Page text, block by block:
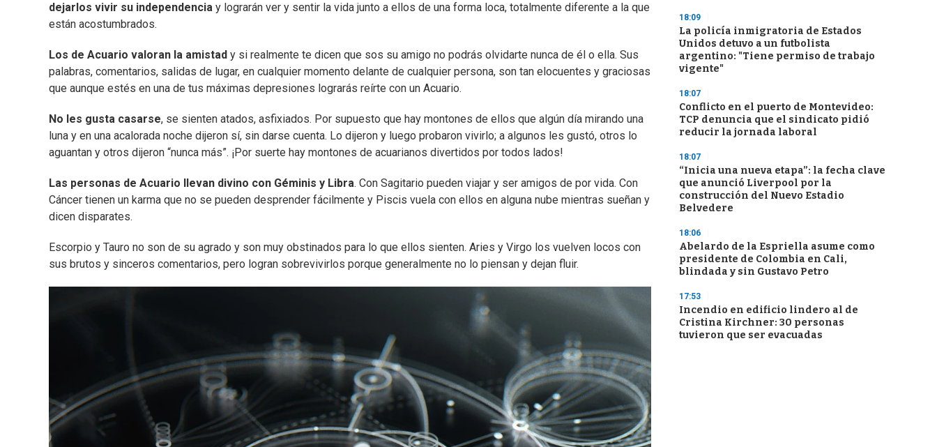
dejarlos vivir su independencia y lograrán ver y sentir la vida junto a ellos de una forma loca, totalmente diferente a la que
están acostumbrados.
Los de Acuario valoran la amistad y si realmente te dicen que sos su amigo no podrás olvidarte nunca de él o ella. Sus
palabras, comentarios, salidas de lugar, en cualquier momento delante de cualquier persona, son tan elocuentes y graciosas
que aunque estés en una de tus máximas depresiones lograrás reírte con un Acuario.
No les gusta casarse, se sienten atados, asfixiados. Por supuesto que hay montones de ellos que algún día mirando una
luna y en una acalorada noche dijeron sí, sin darse cuenta. Lo dijeron y luego probaron vivirlo; a algunos les gustó, otros lo
aguantan y otros dijeron “nunca más”. ¡Por suerte hay montones de acuarianos divertidos por todos lados!
Las personas de Acuario llevan divino con Géminis y Libra. Con Sagitario pueden viajar y ser amigos de por vida. Con
Cáncer tienen un karma que no se pueden desprender fácilmente y Piscis vuela con ellos en alguna nube mientras sueñan y
dicen disparates.
Escorpio y Tauro no son de su agrado y son muy obstinados para lo que ellos sienten. Aries y Virgo los vuelven locos con
sus brutos y sinceros comentarios, pero logran sobrevivirlos porque generalmente no lo piensan y dejan fluir.
18:09
La policía inmigratoria de Estados
Unidos detuvo a un futbolista
argentino: "Tiene permiso de trabajo
vigente"
18:07
Conflicto en el puerto de Montevideo:
TCP denuncia que el sindicato pidió
reducir la jornada laboral
18:07
“Inicia una nueva etapa”: la fecha clave
que anunció Liverpool por la
construcción del Nuevo Estadio
Belvedere
18:06
Abelardo de la Espriella asume como
presidente de Colombia en Cali,
blindada y sin Gustavo Petro
17:53
Incendio en edificio lindero al de
Cristina Kirchner: 30 personas
tuvieron que ser evacuadas